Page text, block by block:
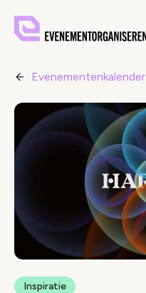
Evenementenkalender
Inspiratie